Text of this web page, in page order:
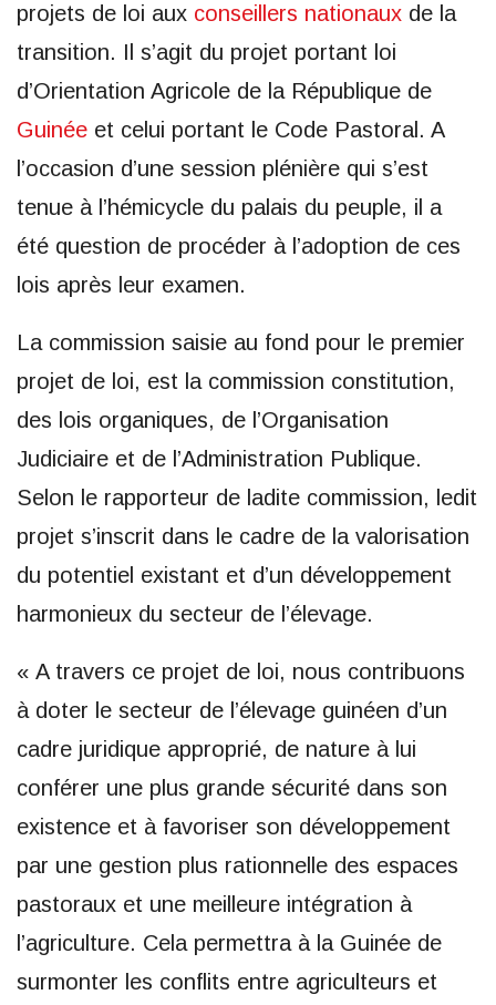
projets de loi aux conseillers nationaux de la
transition. Il s’agit du projet portant loi
d’Orientation Agricole de la République de
Guinée et celui portant le Code Pastoral. A
l’occasion d’une session plénière qui s’est
tenue à l’hémicycle du palais du peuple, il a
été question de procéder à l’adoption de ces
lois après leur examen.
La commission saisie au fond pour le premier
projet de loi, est la commission constitution,
des lois organiques, de l’Organisation
Judiciaire et de l’Administration Publique.
Selon le rapporteur de ladite commission, ledit
projet s’inscrit dans le cadre de la valorisation
du potentiel existant et d’un développement
harmonieux du secteur de l’élevage.
« A travers ce projet de loi, nous contribuons
à doter le secteur de l’élevage guinéen d’un
cadre juridique approprié, de nature à lui
conférer une plus grande sécurité dans son
existence et à favoriser son développement
par une gestion plus rationnelle des espaces
pastoraux et une meilleure intégration à
l’agriculture. Cela permettra à la Guinée de
surmonter les conflits entre agriculteurs et